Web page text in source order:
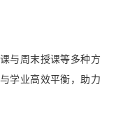
与周末授课等多种方
学业高效平衡，助力